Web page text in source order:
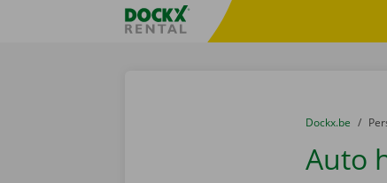
Taalselectie overslaanFratello DEMO
U bevindt zich
van
Dockx.be
Auto